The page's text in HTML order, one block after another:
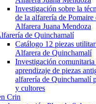
Investigación sobre la
de la alfarería de Pomaire
Alfarera Juana Mendoza
de Quinchamalí
Catálogo 12 piezas
Alfarera de Quinchamalí
Investigación comunitaria
aprendizaje de piezas
alfarería de Quinchamalí
y cultores
Crin